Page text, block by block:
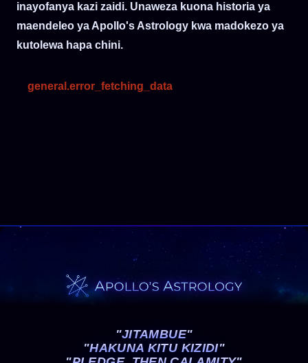
inayofanya kazi zaidi. Unaweza kuona historia ya
maendeleo ya Apollo's Astrology kwa madokezo ya
kutolewa hapa chini.
general.error_fetching_data
"JITAMBUE"
"HAKUNA KITU KIZIDI"